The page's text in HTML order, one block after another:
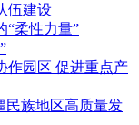
伍建设
“柔性力量”
作园区 促进重点产
民族地区高质量发